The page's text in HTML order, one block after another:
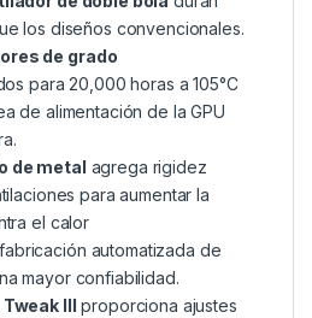
los diseños convencionales.
de grado
para 20,000 horas a 105°C
de alimentación de la GPU
de metal agrega rigidez
para aumentar la
el calor
fabricación automatizada de
mayor confiabilidad.
Tweak III proporciona ajustes